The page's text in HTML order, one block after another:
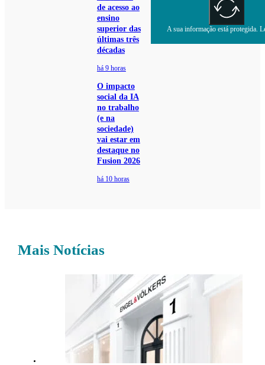
de acesso ao
ensino
superior das
últimas três
décadas
há 9 horas
O impacto
social da IA
no trabalho
(e na
sociedade)
vai estar em
destaque no
Fusion 2026
há 10 horas
A sua informação está protegida.
Mais Notícias